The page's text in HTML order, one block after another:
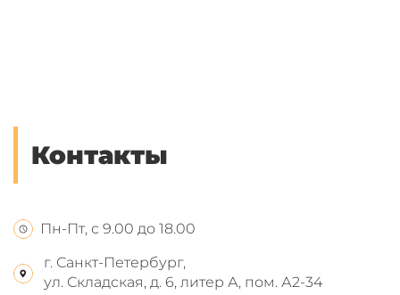
Контакты
Пн-Пт, с 9.00 до 18.00
г. Санкт-Петербург,
ул. Складская, д. 6, литер А, пом. А2-34